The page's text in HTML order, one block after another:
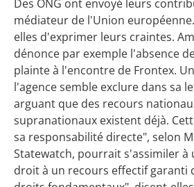
Des ONG ont envoyé leurs
médiateur de l'Union
elles d'exprimer leurs craintes.
dénonce par exemple l'absence
plainte à l'encontre de Frontex.
l'agence semble exclure dans sa
arguant que des recours
supranationaux existent déjà.
sa responsabilité directe", selon
Statewatch, pourrait s'assimiler à
droit à un recours effectif garanti